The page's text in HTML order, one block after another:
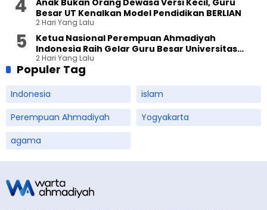
Besar UT Kenalkan Model Pendidikan BERLIAN
2 Hari Yang Lalu
Ketua Nasional Perempuan Ahmadiyah
Indonesia Raih Gelar Guru Besar Universitas
Terbuka
2 Hari Yang Lalu
Populer Tag
Indonesia
islam
Perempuan Ahmadiyah
Yogyakarta
agama